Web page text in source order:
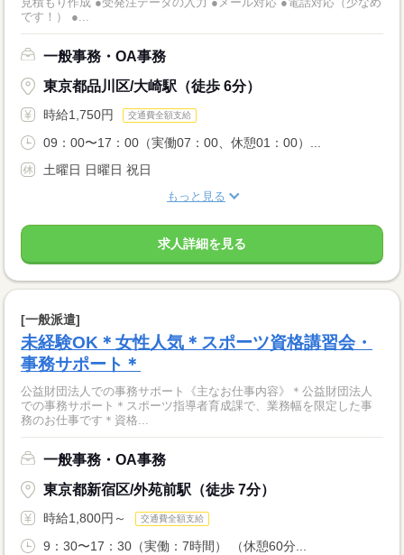
です！） ●...
一般事務・OA事務
東京都品川区/大崎駅（徒歩 6分）
時給1,750円 交通費全額支給
09：00〜17：00（実働07：00、休憩01：00）...
土曜日 日曜日 祝日
もっと見る
求人詳細を見る
[一般派遣]
未経験OK＊女性人気＊スポーツ資格講習会・
事務サポート＊
公益財団法人での事務サポート《主なお仕事内容》＊公益財団法人
での事務サポート＊スポーツ指導者育成課で、業務幅を限定した事
務のお仕事です＊資格...
一般事務・OA事務
東京都新宿区/外苑前駅（徒歩 7分）
時給1,800円～ 交通費全額支給
9：30〜17：30（実働：7時間） （休憩60分...